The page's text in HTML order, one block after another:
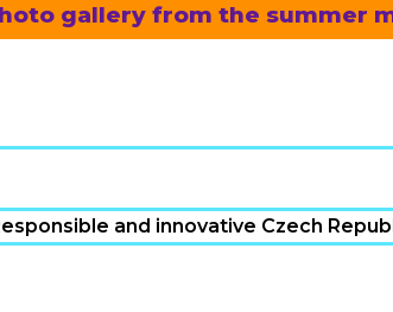
gallery from the summer
and innovative Czech